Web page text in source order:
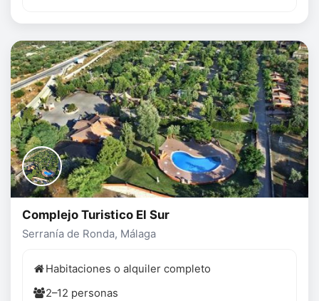
Complejo Turistico El Sur
Serranía de Ronda, Málaga
Habitaciones o alquiler completo
2–12 personas